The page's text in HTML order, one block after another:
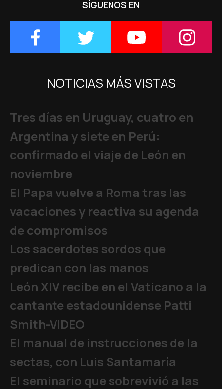
SÍGUENOS EN
NOTICIAS MÁS VISTAS
Tres días en Uruguay, cuatro en
Argentina y siete en Perú:
confirmado el viaje de León en
noviembre
El Papa vuelve a Roma tras las
vacaciones y reactiva su agenda
de compromisos
Los sacerdotes sordos que
predican con las manos
León XIV recibe en el Vaticano a la
cantante estadounidense Patti
Smith-VIDEO
El manual de instrucciones de la
sectas, con Luis Santamaría
El seminario que sobrevivió a las